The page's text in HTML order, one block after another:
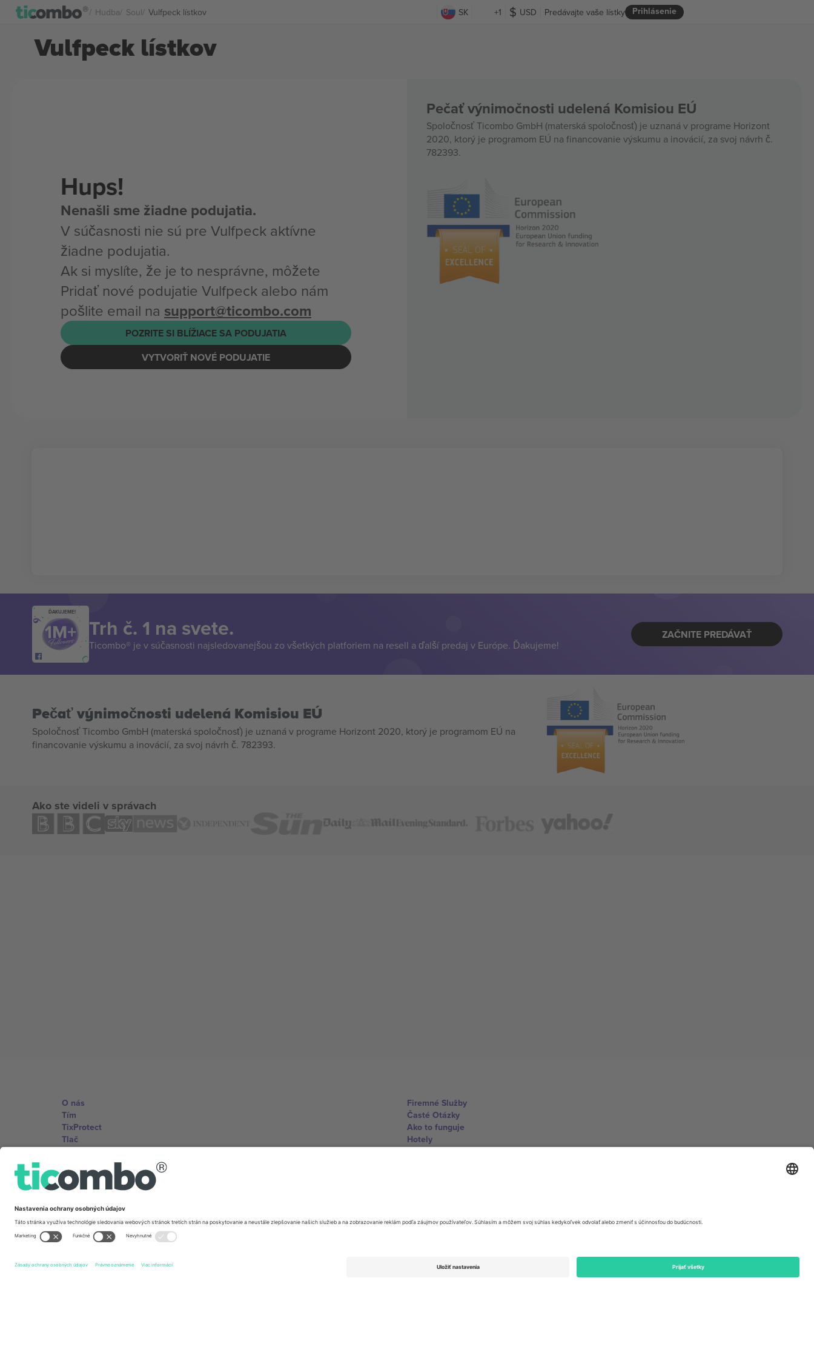
Hudba Soul Vulfpeck lístkov SK +1 USD Prihlásenie
Predávajte vaše lístky
Vulfpeck lístkov
Hups!
Nenašli sme žiadne podujatia.
V súčasnosti nie sú pre Vulfpeck aktívne
žiadne podujatia.
Ak si myslíte, že je to nesprávne, môžete
Pridať nové podujatie Vulfpeck alebo nám
pošlite email na support@ticombo.com
POZRITE SI BLÍŽIACE SA PODUJATIA
VYTVORIŤ NOVÉ PODUJATIE
Pečať výnimočnosti udelená Komisiou EÚ
Spoločnosť Ticombo GmbH (materská spoločnosť) je uznaná v programe Horizont
2020, ktorý je programom EÚ na financovanie výskumu a inovácií, za svoj návrh č.
782393.
ĎAKUJEME!
Trh č. 1 na svete.
Ticombo® je v súčasnosti najsledovanejšou zo všetkých platforiem na resell a ďalší predaj v Európe. Ďakujeme!
ZAČNITE PREDÁVAŤ
Pečať výnimočnosti udelená Komisiou EÚ
Spoločnosť Ticombo GmbH (materská spoločnosť) je uznaná v programe Horizont 2020, ktorý je programom EÚ na
financovanie výskumu a inovácií, za svoj návrh č. 782393.
Ako ste videli v správach
O nás
Tím
TixProtect
Tlač
Zmluvné podmienky
Partnerský program
Firemné Služby
Časté Otázky
Ako to funguje
Hotely
Centrum Majstrovstiev sveta